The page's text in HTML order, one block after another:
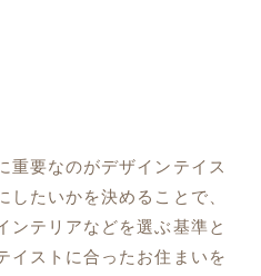
重要なのがデザインテイス
したいかを決めることで、
ンテリアなどを選ぶ基準と
イストに合ったお住まいを